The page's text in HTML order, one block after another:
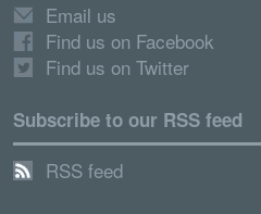
Email us
Find us on Facebook
Find us on Twitter
Subscribe to our RSS feed
RSS feed